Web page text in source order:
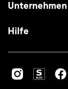
Unternehmen
Hilfe